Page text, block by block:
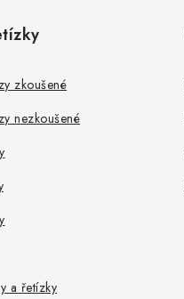
zkoušené
nezkoušené
a řetízky